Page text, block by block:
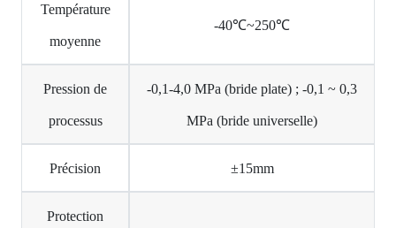
Température
moyenne
-40℃~250℃
Pression de
processus
-0,1-4,0 MPa (bride plate) ; -0,1 ~ 0,3
MPa (bride universelle)
Précision ±15mm
Protection